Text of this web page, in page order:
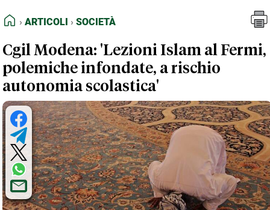
FEED RSS
NORMATIVE DEONTOLOGICHE
TERMINI e CONDIZIONI
HOME
ARTICOLI SOCIETÀ
Cgil Modena: 'Lezioni Islam al Fermi,
polemiche infondate, a rischio
autonomia scolastica'